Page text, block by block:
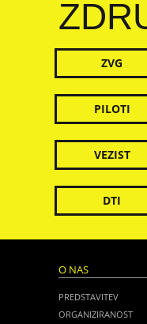
ZVG
PILOTI
VEZIST
DTI
O NAS
PREDSTAVITEV
ORGANIZIRANOST